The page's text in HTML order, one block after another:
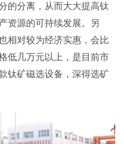
的分离，从而大大提高钛
资源的可持续发展。另
相对较为经济实惠，会比
低几万元以上，是目前市
钛矿磁选设备，深得选矿